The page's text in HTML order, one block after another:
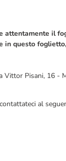
attentamente il
in questo
Vittor Pisani, 16 -
al